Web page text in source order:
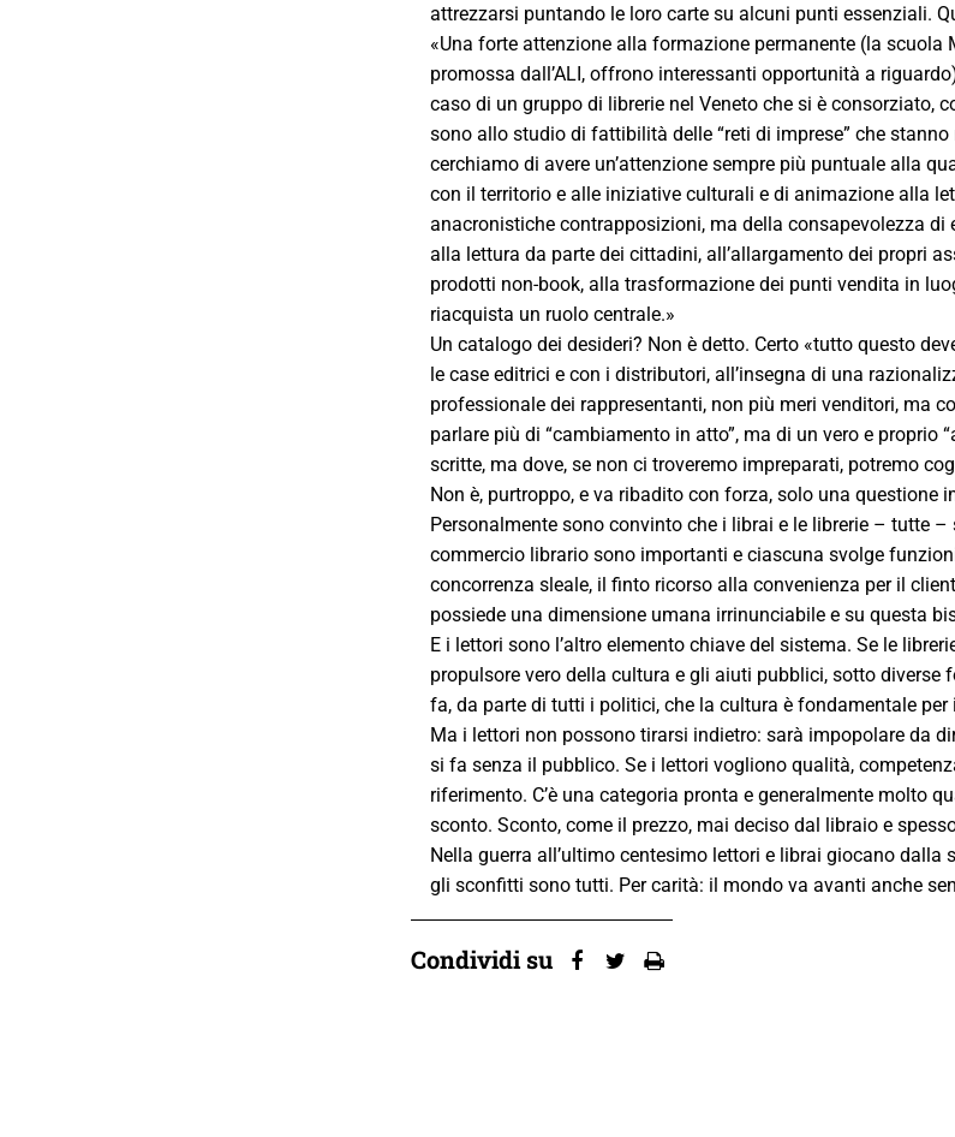
attrezzarsi puntando le loro carte su alcuni punti essenziali.
«Una forte attenzione alla formazione permanente (la
promossa dall’ALI, offrono interessanti opportunità a
caso di un gruppo di librerie nel Veneto che si è consorziato,
sono allo studio di fattibilità delle “reti di imprese” che
cerchiamo di avere un’attenzione sempre più puntuale alla
con il territorio e alle iniziative culturali e di animazione alla
anacronistiche contrapposizioni, ma della consapevolezza
alla lettura da parte dei cittadini, all’allargamento dei propri
prodotti non-book, alla trasformazione dei punti vendita in
riacquista un ruolo centrale.»
Un catalogo dei desideri? Non è detto. Certo «tutto questo
le case editrici e con i distributori, all’insegna di una
professionale dei rappresentanti, non più meri venditori, ma
parlare più di “cambiamento in atto”, ma di un vero e proprio
scritte, ma dove, se non ci troveremo impreparati, potremo
Non è, purtroppo, e va ribadito con forza, solo una
Personalmente sono convinto che i librai e le librerie – tutte
commercio librario sono importanti e ciascuna svolge
concorrenza sleale, il finto ricorso alla convenienza per il
possiede una dimensione umana irrinunciabile e su questa
E i lettori sono l’altro elemento chiave del sistema. Se le
propulsore vero della cultura e gli aiuti pubblici, sotto diverse
fa, da parte di tutti i politici, che la cultura è fondamentale
Ma i lettori non possono tirarsi indietro: sarà impopolare da
si fa senza il pubblico. Se i lettori vogliono qualità,
riferimento. C’è una categoria pronta e generalmente molto
sconto. Sconto, come il prezzo, mai deciso dal libraio e
Nella guerra all’ultimo centesimo lettori e librai giocano
gli sconfitti sono tutti. Per carità: il mondo va avanti anche
Condividi su